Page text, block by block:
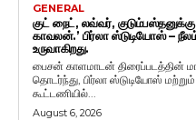
GENERAL
குட் நைட், லவ்வர்,
காவலன்.’ பிர்லா ஸ்டுடியோஸ் –
உருவாகிறது.
பைசன் காளமாடன் திரைப்படத்தின்
தொடர்ந்து, பிர்லா ஸ்டுடியோஸ்
கூட்டணியில்...
August 6, 2026